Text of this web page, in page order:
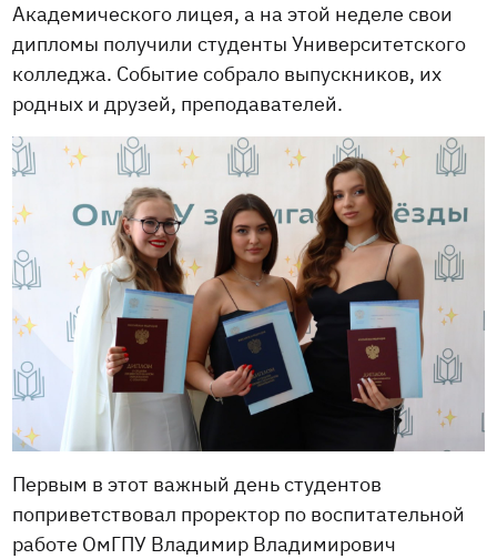
Академического лицея, а на этой неделе свои
дипломы получили студенты Университетского
колледжа. Событие собрало выпускников, их
родных и друзей, преподавателей.
Первым в этот важный день студентов
поприветствовал проректор по воспитательной
работе ОмГПУ Владимир Владимирович